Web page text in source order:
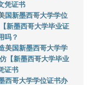
凭证书
国新墨西哥大学学位
新墨西哥大学毕业证
吗？
美国新墨西哥大学学
【新墨西哥大学毕业
证书
西哥大学学位证书办